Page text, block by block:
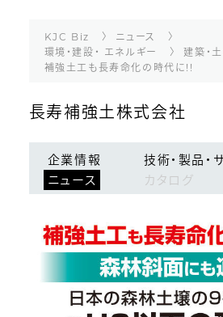
企業
技術・製品・サービス
ランキング
ログイン 会員登録
KJC Biz
ニュース
環境・建設・ エネルギー
建築・
補強土工も長寿命化の時代に!!
長寿補強土株式会社
企業情報
技術・製品・
ニュース
カタログ